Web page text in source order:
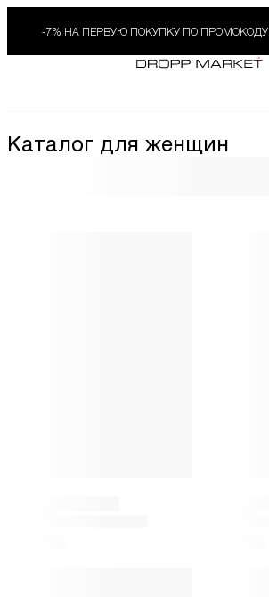
-7% НА ПЕРВУЮ ПОКУПКУ ПО ПРОМОКОДУ
Каталог для женщин